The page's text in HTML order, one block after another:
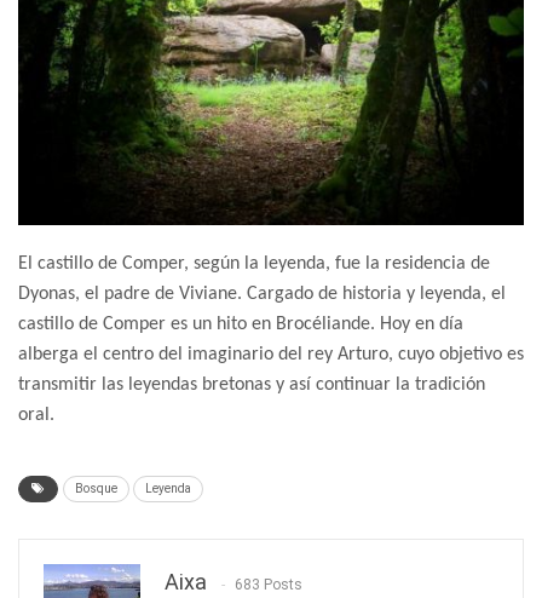
El castillo de Comper, según la leyenda, fue la residencia de
Dyonas, el padre de Viviane. Cargado de historia y leyenda, el
castillo de Comper es un hito en Brocéliande. Hoy en día
alberga el centro del imaginario del rey Arturo, cuyo objetivo es
transmitir las leyendas bretonas y así continuar la tradición
oral.
Bosque Leyenda
Aixa 683 Posts